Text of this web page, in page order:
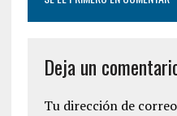
Deja un
Tu dirección de